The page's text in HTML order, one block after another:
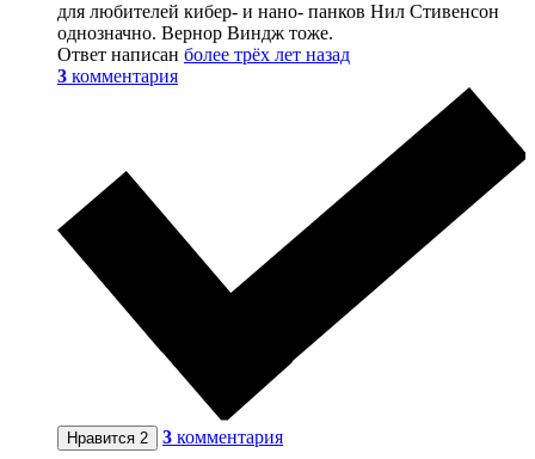
для любителей кибер- и нано- панков Нил Стивенсон
однозначно. Вернор Виндж тоже.
Ответ написан более трёх лет назад
3 комментария
Нравится 2 3 комментария